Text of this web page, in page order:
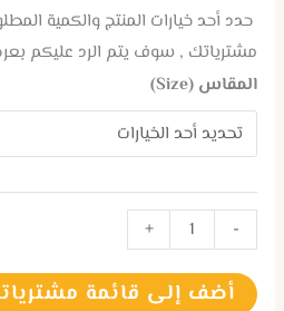
حدد أحد خيارات المنتج والكمية
مشترياتك , سوف يتم الرد عليكم
المقاس (Size)
-
+
أضف إلى قائمة